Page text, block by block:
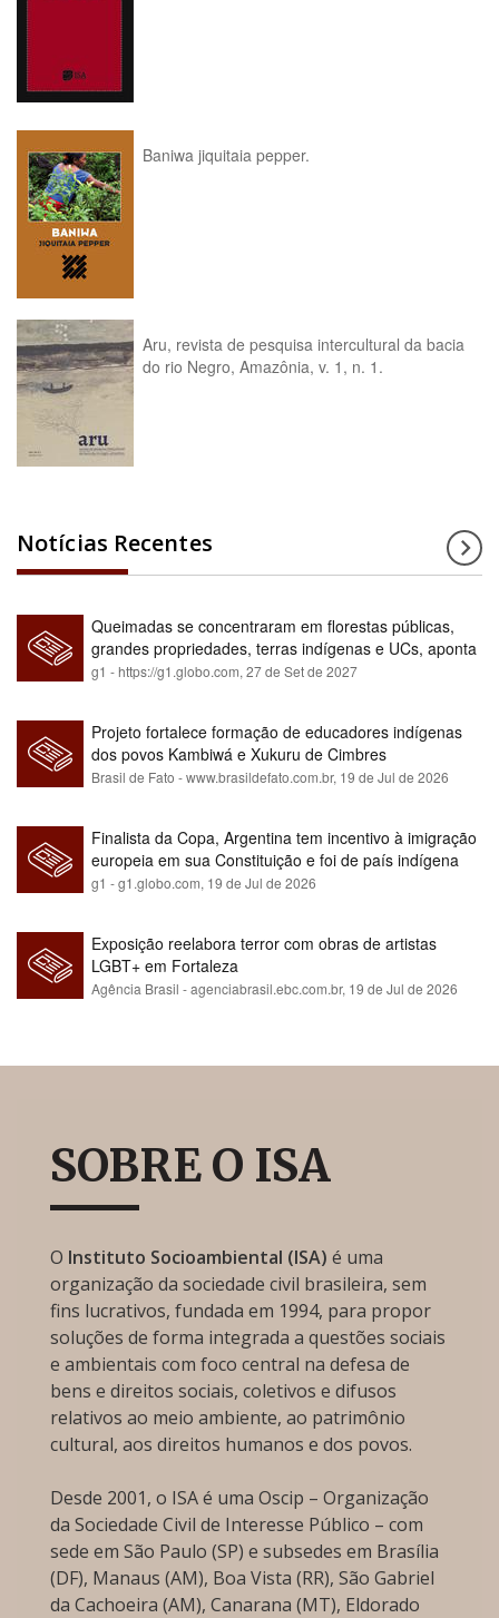
Baniwa jiquitaia pepper.
Aru, revista de pesquisa intercultural da bacia
do rio Negro, Amazônia, v. 1, n. 1.
Notícias Recentes
Queimadas se concentraram em florestas públicas,
grandes propriedades, terras indígenas e UCs, aponta
relatório
g1 - https://g1.globo.com, 27 de Set de 2027
Projeto fortalece formação de educadores indígenas
dos povos Kambiwá e Xukuru de Cimbres
Brasil de Fato - www.brasildefato.com.br, 19 de Jul de 2026
Finalista da Copa, Argentina tem incentivo à imigração
europeia em sua Constituição e foi de país indígena
para maioria branca
g1 - g1.globo.com, 19 de Jul de 2026
Exposição reelabora terror com obras de artistas
LGBT+ em Fortaleza
Agência Brasil - agenciabrasil.ebc.com.br, 19 de Jul de 2026
SOBRE O ISA
O Instituto Socioambiental (ISA) é uma
organização da sociedade civil brasileira, sem
fins lucrativos, fundada em 1994, para propor
soluções de forma integrada a questões sociais
e ambientais com foco central na defesa de
bens e direitos sociais, coletivos e difusos
relativos ao meio ambiente, ao patrimônio
cultural, aos direitos humanos e dos povos.
Desde 2001, o ISA é uma Oscip – Organização
da Sociedade Civil de Interesse Público – com
sede em São Paulo (SP) e subsedes em Brasília
(DF), Manaus (AM), Boa Vista (RR), São Gabriel
da Cachoeira (AM), Canarana (MT), Eldorado